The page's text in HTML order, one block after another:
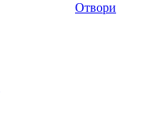
Отвори